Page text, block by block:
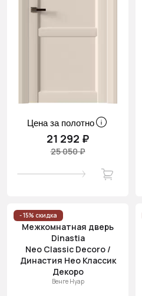
Цена за полотно
21 292 ₽
25 050 ₽
- 15% скидка
Межкомнатная дверь
Dinastia
Neo Classic Decoro /
Династия Нео Классик
Декоро
Венге Нуар